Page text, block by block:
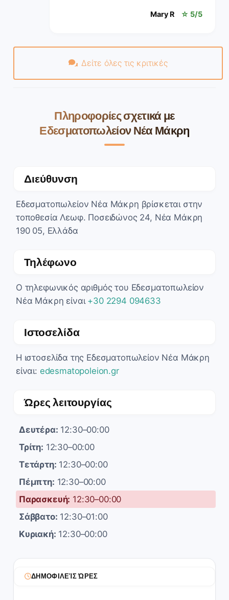
Mary R ☆ 5/5
Δείτε όλες τις κριτικές
Πληροφορίες σχετικά με
Εδεσματοπωλείον Νέα Μάκρη
Διεύθυνση
Εδεσματοπωλείον Νέα Μάκρη βρίσκεται στην
τοποθεσία Λεωφ. Ποσειδώνος 24, Νέα Μάκρη
190 05, Ελλάδα
Τηλέφωνο
Ο τηλεφωνικός αριθμός του Εδεσματοπωλείον
Νέα Μάκρη είναι +30 2294 094633
Ιστοσελίδα
Η ιστοσελίδα της Εδεσματοπωλείον Νέα Μάκρη
είναι: edesmatopoleion.gr
Ώρες λειτουργίας
Δευτέρα: 12:30–00:00
Τρίτη: 12:30–00:00
Τετάρτη: 12:30–00:00
Πέμπτη: 12:30–00:00
Παρασκευή: 12:30–00:00
Σάββατο: 12:30–01:00
Κυριακή: 12:30–00:00
ΔΗΜΟΦΙΛΕΊΣ ΏΡΕΣ